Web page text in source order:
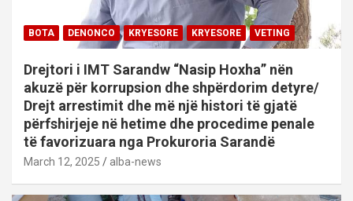
BOTA DENONCO KRYESORE KRYESORE VETING
Drejtori i IMT Sarandw “Nasip Hoxha” nën
akuzë për korrupsion dhe shpërdorim detyre/
Drejt arrestimit dhe më një histori të gjatë
përfshirjeje në hetime dhe procedime penale
të favorizuara nga Prokuroria Sarandë
March 12, 2025 alba-news